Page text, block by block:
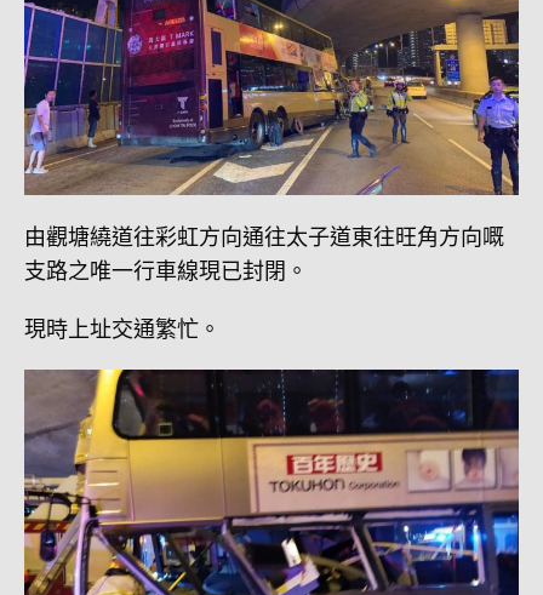
由觀塘繞道往彩虹方向通往太子道東往旺角方向嘅
支路之唯一行車線現已封閉。
現時上址交通繁忙。